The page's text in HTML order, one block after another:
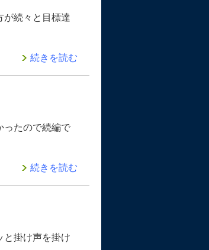
が続々と目標達
続きを読む
ったので続編で
続きを読む
と掛け声を掛け